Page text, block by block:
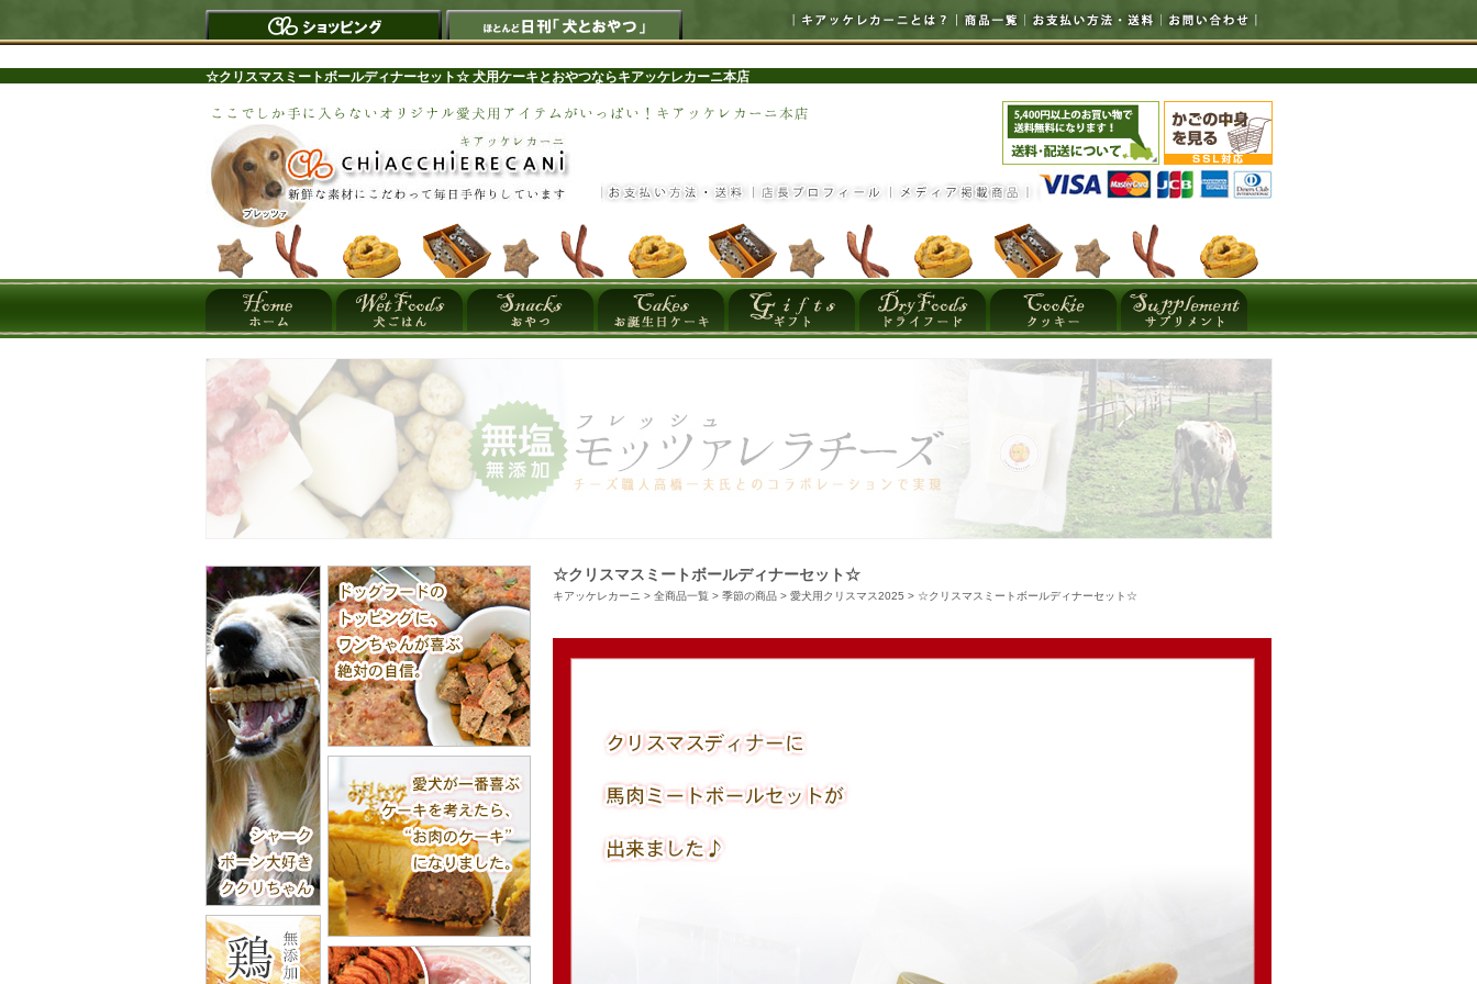
☆クリスマスミートボールディナーセット☆ 犬用ケーキとおやつならキアッケレカーニ本店
☆クリスマスミートボールディナーセット☆
キアッケレカーニ > 全商品一覧 > 季節の商品> 愛犬用クリスマス2025 > ☆クリスマスミートボールディナーセット☆